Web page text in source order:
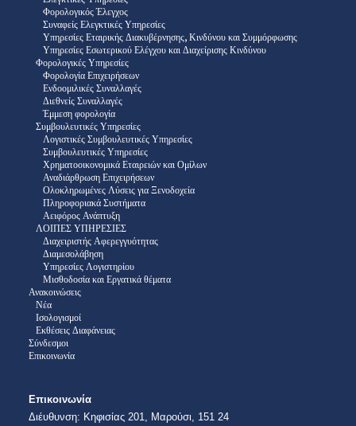
Φορολογικός Έλεγχος
Συναφείς Ελεγκτικές Υπηρεσίες
Υπηρεσίες Εταιρικής Διακυβέρνησης, Κινδύνου και Συμμόρφωσης
Υπηρεσίες Εσωτερικού Ελέγχου και Διαχείρισης Κινδύνου
Φορολογικές Υπηρεσίες
Φορολογία Επιχειρήσεων
Ενδοομιλικές Συναλλαγές
Διεθνείς Συναλλαγές
Έμμεση φορολογία
Συμβουλευτικές Υπηρεσίες
Λογιστικές Συμβουλευτικές Υπηρεσίες
Συμβουλευτικές Υπηρεσίες
Χρηματοοικονομικά Εταιρειών και Ομίλων
Αναδιάρθρωση Επιχειρήσεων
Ολοκληρωμένες Λύσεις για Ξενοδοχεία
Πληροφοριακά Συστήματα
Αειφόρος Ανάπτυξη
ΛΟΙΠΕΣ ΥΠΗΡΕΣΙΕΣ
Διαχειριστής Αφερεγγυότητας
Διαμεσολάβηση
Υπηρεσίες Λογιστηρίου
Μισθοδοσία και Εργατικά θέματα
Ανακοινώσεις
Νέα
Ισολογισμοί
Εκθέσεις Διαφάνειας
Σύνδεσμοι
Επικοινωνία
Επικοινωνία
Διέυθυνση:​ Κηφισίας 201, Μαρούσι, 151 24